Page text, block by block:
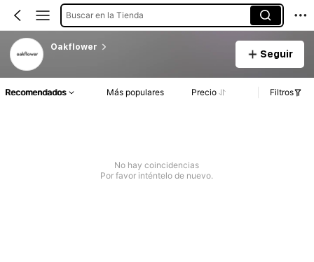
Buscar en la Tienda
Oakflower
Seguir
Recomendados Más populares Precio Filtros
No hay coincidencias
Por favor inténtelo de nuevo.